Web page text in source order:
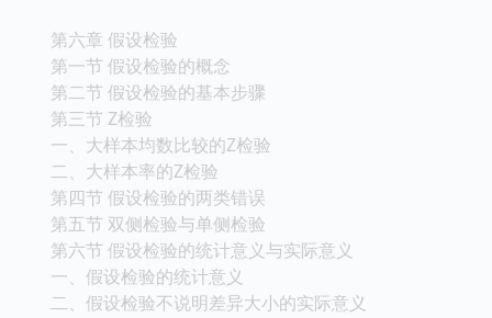
第六章 假设检验
第一节 假设检验的概念
第二节 假设检验的基本步骤
第三节 Z检验
一、大样本均数比较的Z检验
二、大样本率的Z检验
第四节 假设检验的两类错误
第五节 双侧检验与单侧检验
第六节 假设检验的统计意义与实际意义
一、假设检验的统计意义
二、假设检验不说明差异大小的实际意义